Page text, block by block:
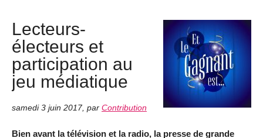
Lecteurs-
électeurs et
participation au
jeu médiatique
samedi 3 juin 2017, par Contribution
Bien avant la télévision et la radio, la presse de grande